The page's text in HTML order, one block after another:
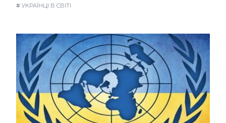
# УКРАЇНЦІ В СВІТІ